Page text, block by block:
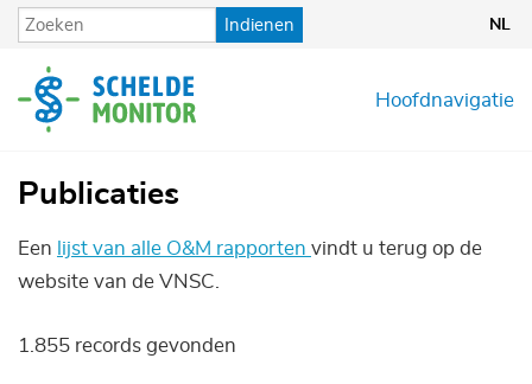
Overslaan
en
de
inhoud
Indienen NL
Hoofdnavigatie
Publicaties
Een lijst van alle O&M rapporten vindt u terug op de
website van de VNSC.
1.855 records gevonden